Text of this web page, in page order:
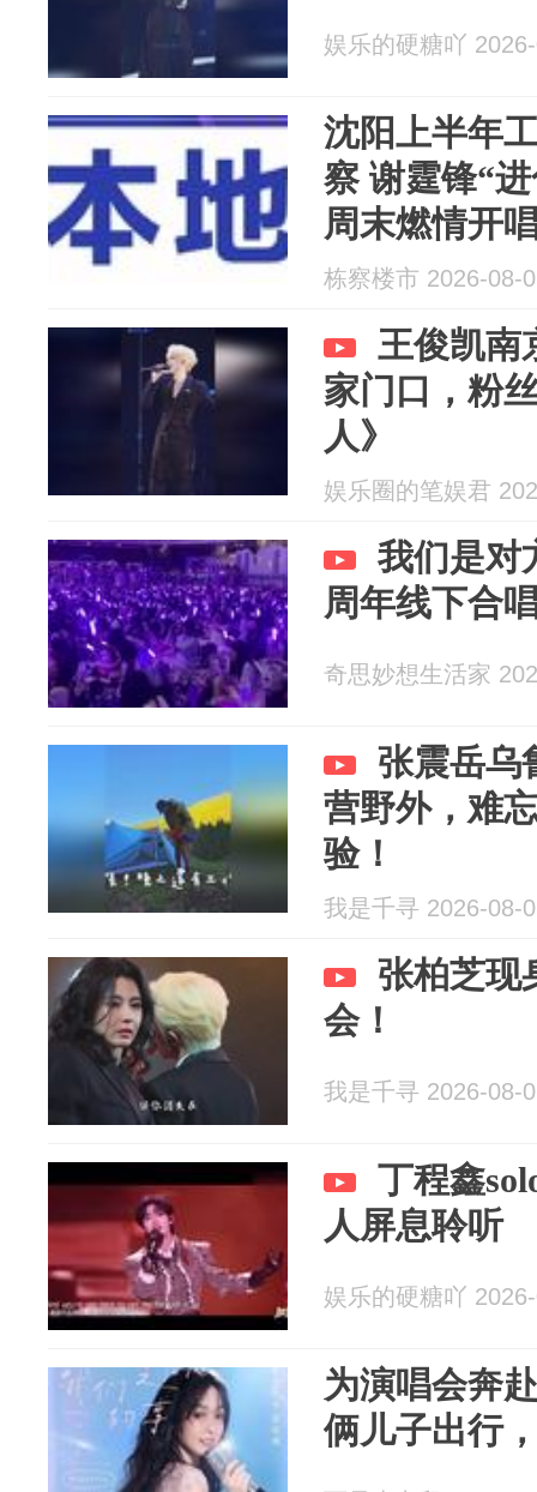
娱乐的硬糖吖
沈阳上半年
察 谢霆锋“
周末燃情开
栋察楼市 2026-08-
王俊凯南
家门口，粉
人》
娱乐圈的笔娱君
我们是对方
周年线下合
奇思妙想生活家
张震岳乌
营野外，难
验！
我是千寻 2026-08-
张柏芝现
会！
我是千寻 2026-08-
丁程鑫
人屏息聆听
娱乐的硬糖吖
为演唱会奔
俩儿子出行